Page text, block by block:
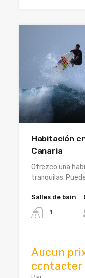
Habitación
Canaria
Ofrezco una
tranquilas.
Salles de bain
1
Aucun
contacter